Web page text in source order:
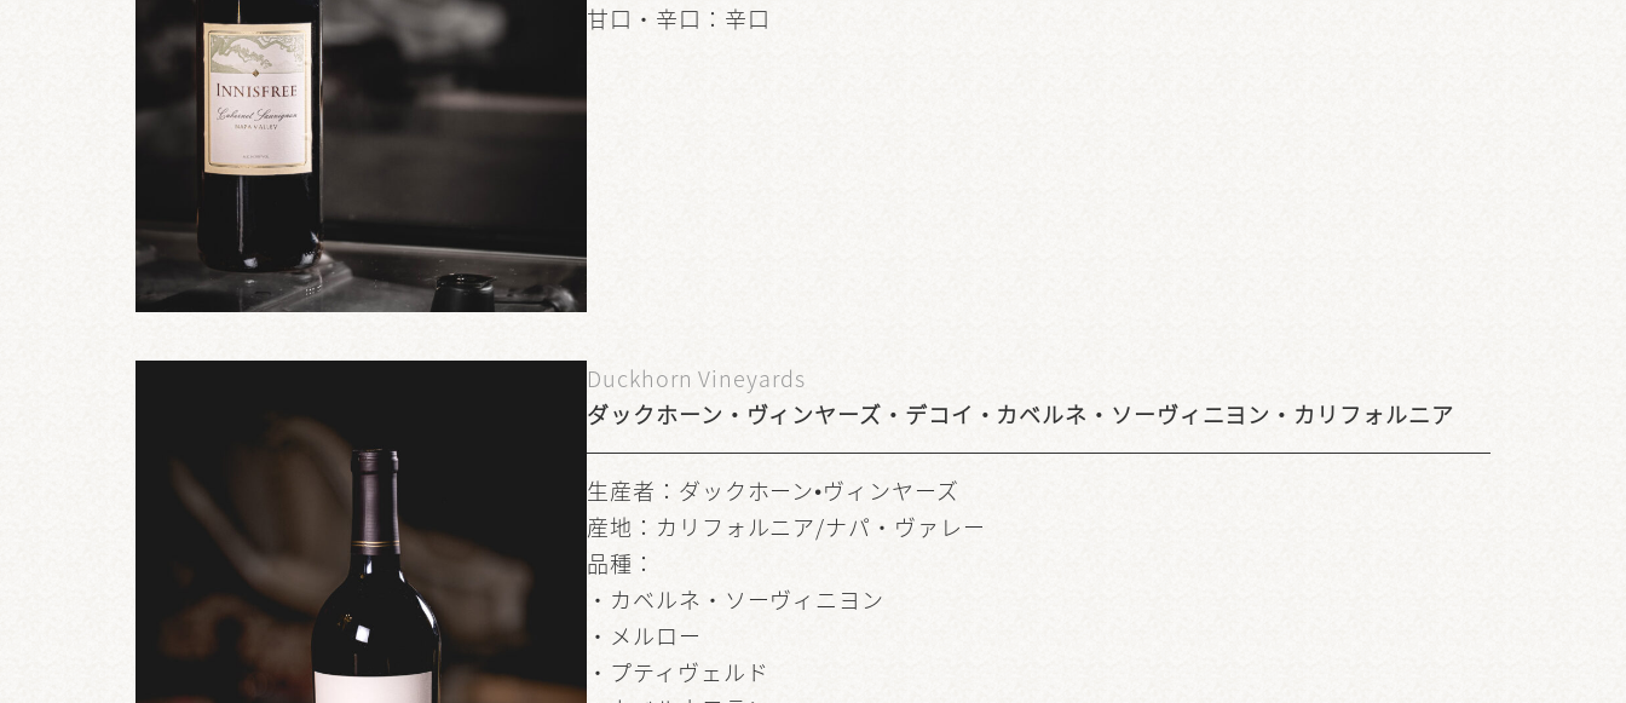
甘口・辛口：辛口
Duckhorn Vineyards
ダックホーン・ヴィンヤーズ・デコイ・カベルネ・ソーヴィニヨン・カリフォルニア
生産者：ダックホーン•ヴィンヤーズ
産地：カリフォルニア/ナパ・ヴァレー
品種：
・カベルネ・ソーヴィニヨン
・メルロー
・プティヴェルド